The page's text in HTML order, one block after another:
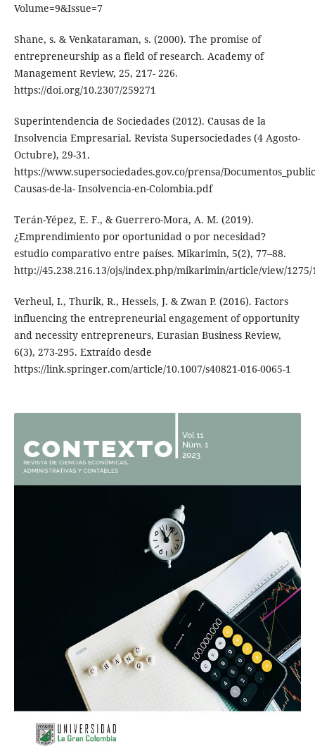
Volume=9&Issue=7
Shane, s. & Venkataraman, s. (2000). The promise of
entrepreneurship as a field of research. Academy of
Management Review, 25, 217- 226.
https://doi.org/10.2307/259271
Superintendencia de Sociedades (2012). Causas de la
Insolvencia Empresarial. Revista Supersociedades (4 Agosto-
Octubre), 29-31.
https://www.supersociedades.gov.co/prensa/
Causas-de-la- Insolvencia-en-Colombia.pdf
Terán-Yépez, E. F., & Guerrero-Mora, A. M. (2019).
¿Emprendimiento por oportunidad o por necesidad?
estudio comparativo entre países. Mikarimin, 5(2), 77–88.
http://45.238.216.13/ojs/index.php/mikarimin/article/view/1275/
Verheul, I., Thurik, R., Hessels, J. & Zwan P. (2016). Factors
influencing the entrepreneurial engagement of opportunity
and necessity entrepreneurs, Eurasian Business Review,
6(3), 273-295. Extraído desde
https://link.springer.com/article/10.1007/s40821-016-0065-1